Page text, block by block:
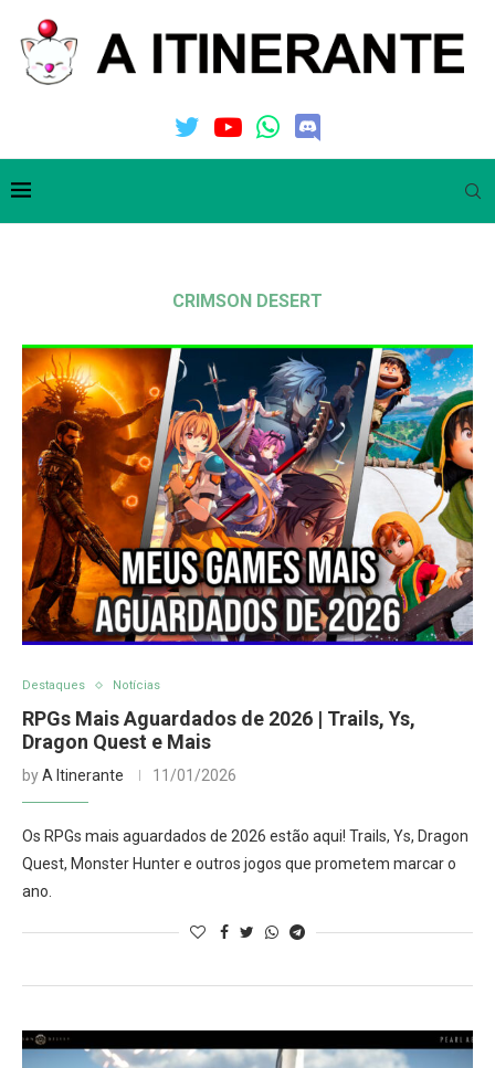
CRIMSON DESERT
Destaques Notícias
RPGs Mais Aguardados de 2026 | Trails, Ys,
Dragon Quest e Mais
byA Itinerante 11/01/2026
Os RPGs mais aguardados de 2026 estão aqui! Trails, Ys, Dragon
Quest, Monster Hunter e outros jogos que prometem marcar o
ano.